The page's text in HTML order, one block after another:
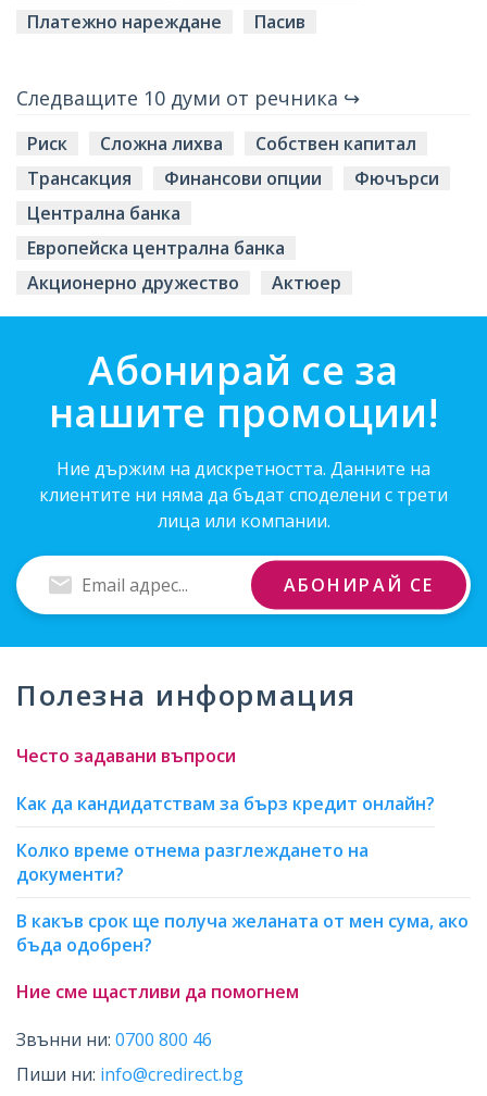
Платежно нареждане
Пасив
Следващите 10 думи от речника ↪
Риск Сложна лихва
Собствен капитал
Трансакция
Финансови опции
Фючърси
Централна банка
Европейска централна банка
Акционерно дружество
Актюер
Абонирай се за
нашите промоции!
Ние държим на дискретността. Данните на
клиентите ни няма да бъдат споделени с трети
лица или компании.
Въведи
Email
адрес
АБОНИРАЙ СЕ
Полезна информация
Често задавани въпроси
Как да кандидатствам за бърз кредит онлайн?
Колко време отнема разглеждането на
документи?
В какъв срок ще получа желаната от мен сума, ако
бъда одобрен?
Ние сме щастливи да помогнем
Звънни ни: 0700 800 46
Пиши ни: info@credirect.bg